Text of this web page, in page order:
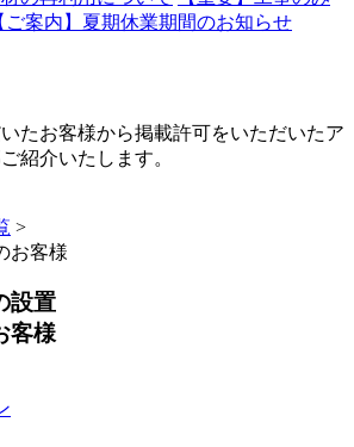
ご案内】夏期休業期間のお知らせ
たお客様から掲載許可をいただいたア
紹介いたします。
>
お客様
設置
客様